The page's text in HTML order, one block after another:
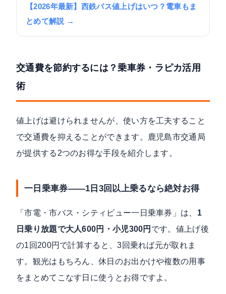
【2026年最新】西鉄バス値上げはいつ？電車もま
とめて解説 →
交通費を節約するには？乗車券・ラピカ活用
術
値上げは避けられませんが、使い方を工夫すること
で交通費を抑えることができます。鹿児島市交通局
が提供する2つのお得な手段を紹介します。
一日乗車券——1日3回以上乗るなら絶対お得
「市電・市バス・シティビュー一日乗車券」は、 1
日乗り放題で大人600円・小児300円 です。値上げ後
の1回200円で計算すると、3回乗れば元が取れま
す。観光はもちろん、休日のお出かけや複数の用事
をまとめてこなす日に使うとお得ですよ。